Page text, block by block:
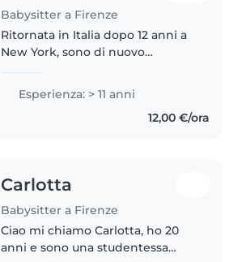
Babysitter a Firenze
Ritornata in Italia dopo 12 anni a
New York, sono di nuovo
nuovi incarichi. Dal 99 fino ad ora
sempre a lavorare con famiglie
Esperienza: > 11 anni
12,00 €/ora
Carlotta
Babysitter a Firenze
Ciao mi chiamo Carlotta, ho 20
anni e sono una studentessa